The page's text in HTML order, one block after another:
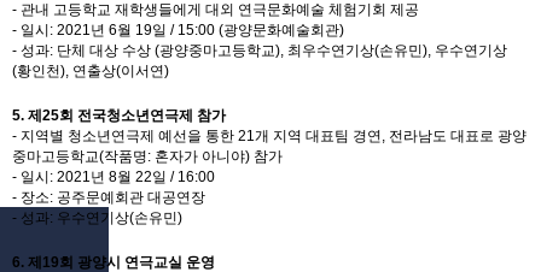
- 관내 고등학교 재학생들에게 대외 연극문화예술 체험기회 제공
- 일시: 2021년 6월 19일 / 15:00 (광양문화예술회관)
- 성과: 단체 대상 수상 (광양중마고등학교), 최우수연기상(손유민), 우수연기상
(황인천), 연출상(이서연)
5. 제25회 전국청소년연극제 참가
- 지역별 청소년연극제 예선을 통한 21개 지역 대표팀 경연, 전라남도 대표로 광양
중마고등학교(작품명: 혼자가 아니야) 참가
- 일시: 2021년 8월 22일 / 16:00
- 장소: 공주문예회관 대공연장
- 성과: 우수연기상(손유민)
6. 제19회 광양시 연극교실 운영